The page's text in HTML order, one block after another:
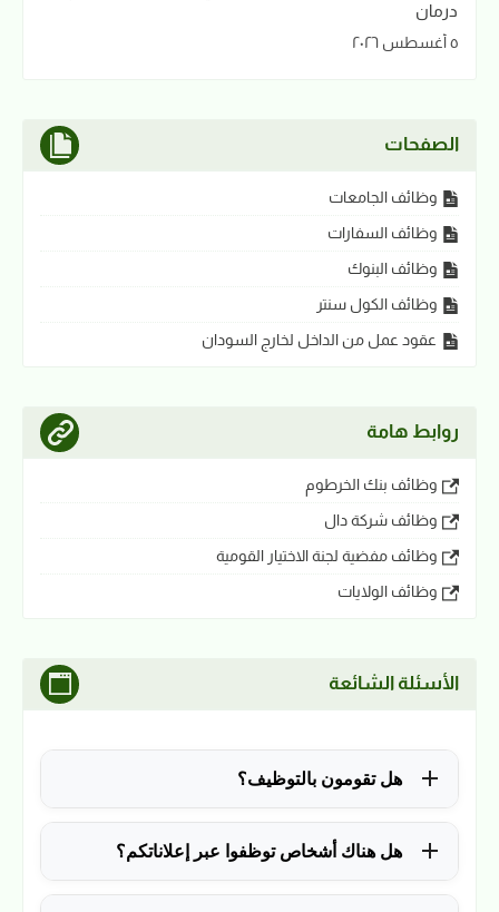
درمان
٥ أغسطس ٢٠٢٦
الصفحات
وظائف الجامعات
وظائف السفارات
وظائف البنوك
وظائف الكول سنتر
عقود عمل من الداخل لخارج السودان
روابط هامة
وظائف بنك الخرطوم
وظائف شركة دال
وظائف مفضية لجنة الاختيار القومية
وظائف الولايات
الأسئلة الشائعة
هل تقومون بالتوظيف؟
للأسف لا، في الوقت الحالي نقوم فقط بنشر الوظائف
المتاحة.هل هناك أشخاص توظفوا عبر إعلاناتكم؟
نعم ولله الحمد، منذ التأسيس في 2018 نشرنا آلاف